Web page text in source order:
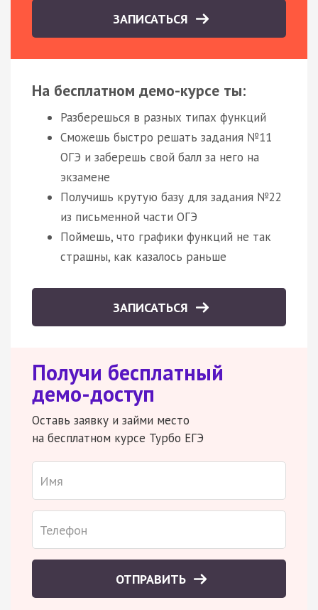
ЗАПИСАТЬСЯ
На бесплатном демо-курсе ты:
Разберешься в разных типах функций
Сможешь быстро решать задания №11
ОГЭ и заберешь свой балл за него на
экзамене
Получишь крутую базу для задания №22
из письменной части ОГЭ
Поймешь, что графики функций не так
страшны, как казалось раньше
ЗАПИСАТЬСЯ
Получи бесплатный
демо-доступ
Оставь заявку и займи место
на бесплатном курсе Турбо ЕГЭ
ОТПРАВИТЬ